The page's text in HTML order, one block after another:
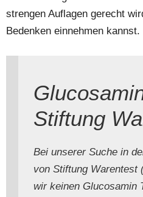
strengen Auflagen gerecht
Bedenken einnehmen kannst.
Stiftung
Bei unserer Suche in
von Stiftung Warentest
wir keinen Glucosamin